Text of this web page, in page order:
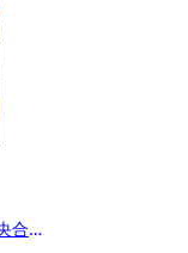
合同